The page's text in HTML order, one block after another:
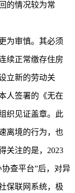
的情况较为常
为审慎。其必须
续正常缴存住房
立新的劳动关
人签署的《无在
织见证盖章。此
离境的行为，也
关注的是，2023
查平台”后，对异
保联网系统，极